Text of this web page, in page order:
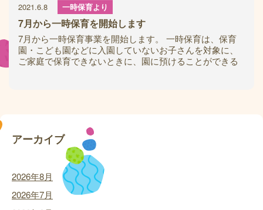
2021.6.8 一時保育より
7月から一時保育を開始します
7月から一時保育事業を開始します。 一時保育は、保育
園・こども園などに入園していないお子さんを対象に、
ご家庭で保育できないときに、園に預けることができる
アーカイブ
2026年8月
2026年7月